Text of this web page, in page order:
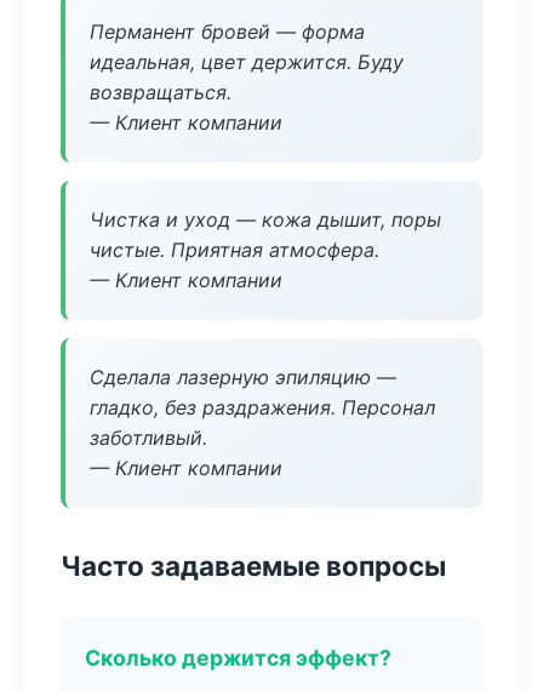
Перманент бровей — форма
идеальная, цвет держится. Буду
возвращаться.
— Клиент компании
Чистка и уход — кожа дышит, поры
чистые. Приятная атмосфера.
— Клиент компании
Сделала лазерную эпиляцию —
гладко, без раздражения. Персонал
заботливый.
— Клиент компании
Часто задаваемые вопросы
Сколько держится эффект?